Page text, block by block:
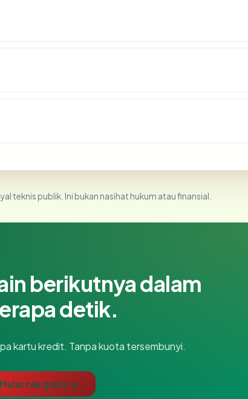
teknis publik. Ini bukan nasihat hukum atau finansial.
berikutnya dalam
detik.
kartu kredit. Tanpa kuota tersembunyi.
Mulai cek gratis →